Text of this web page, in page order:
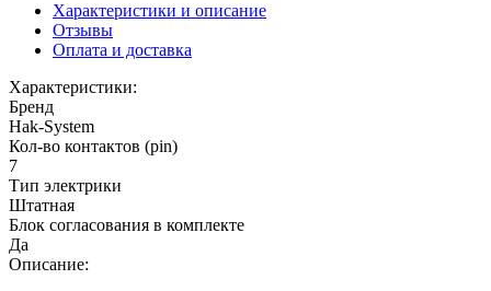
Характеристики и описание
Отзывы
Оплата и доставка
Характеристики:
Бренд
Hak-System
Кол-во контактов (pin)
7
Тип электрики
Штатная
Блок согласования в комплекте
Да
Описание: